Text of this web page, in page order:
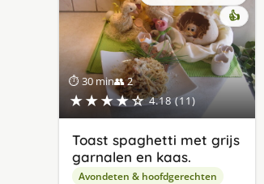
⏱ 30 min👥 2
★★★★☆ 4.18 (11)
👍
Toast spaghetti met grijs
garnalen en kaas.
Avondeten & hoofdgerechten